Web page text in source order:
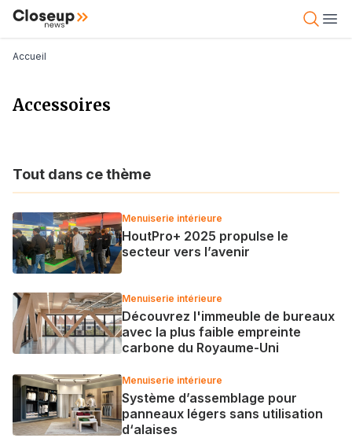
Aller
Close Up News
Open
Fil d'Ariane
Accueil
Accessoires
Tout dans ce thème
Menuiserie intérieure
HoutPro+ 2025 propulse le
secteur vers l’avenir
Menuiserie intérieure
Découvrez l'immeuble de bureaux
avec la plus faible empreinte
carbone du Royaume-Uni
Menuiserie intérieure
Système d’assemblage pour
panneaux légers sans utilisation
d‘alaises